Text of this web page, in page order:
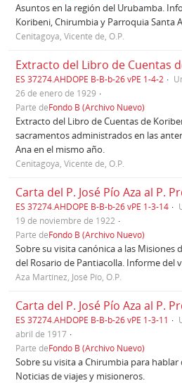
Asuntos en la región del Urubamba.
Koribeni, Chirumbia y Parroquia Santa
Cenitagoya, Vicente de, O.P.
ES 37274.AHDOPE B-B-b-26 vPE 1-4-2
26 de enero de 1929
Parte deFondo B (Archivo Nuevo)
Extracto del Libro de Cuentas de
sacramentos administrados en las
Ana en el mismo año.
Cenitagoya, Vicente de, O.P.
ES 37274.AHDOPE B-B-b-26 vPE 1-3-14
19 de noviembre de 1922
Parte deFondo B (Archivo Nuevo)
Sobre su visita canónica a las Misiones
del Rosario de Pantiacolla. Informe del
Aza Martínez, José Pío, O.P.
ES 37274.AHDOPE B-B-b-26 vPE 1-3-11
abril de 1917
Parte deFondo B (Archivo Nuevo)
Sobre su visita a Chirumbia para hablar
Noticias de viajes y misioneros.